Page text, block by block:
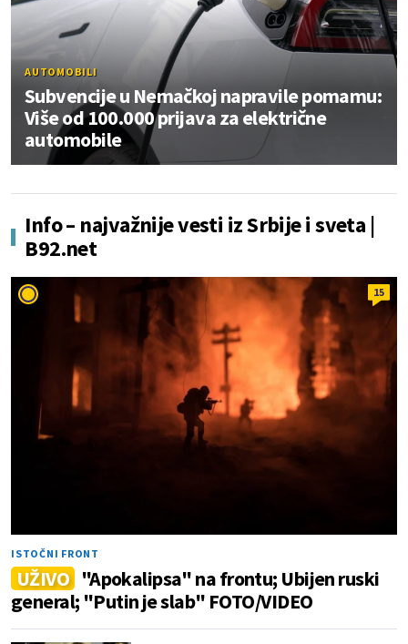
AUTOMOBILI
Subvencije u Nemačkoj napravile pomamu:
Više od 100.000 prijava za električne
automobile
Info – najvažnije vesti iz Srbije i sveta |
B92.net
15
ISTOČNI FRONT
UŽIVO "Apokalipsa" na frontu; Ubijen ruski
general; "Putin je slab" FOTO/VIDEO